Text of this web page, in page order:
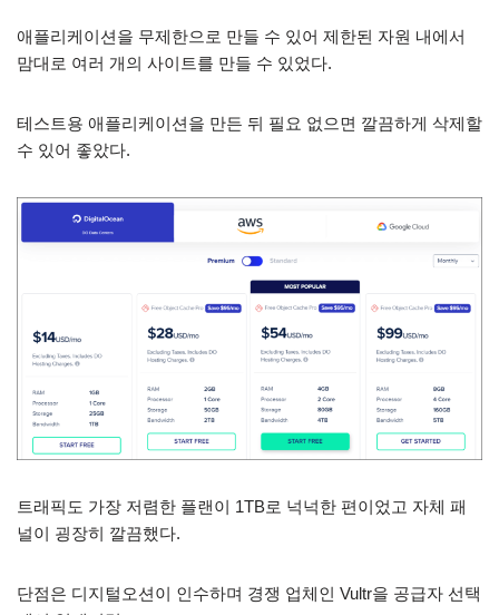
애플리케이션을 무제한으로 만들 수 있어 제한된 자원 내에서
맘대로 여러 개의 사이트를 만들 수 있었다.
테스트용 애플리케이션을 만든 뒤 필요 없으면 깔끔하게 삭제할
수 있어 좋았다.
트래픽도 가장 저렴한 플랜이 1TB로 넉넉한 편이었고 자체 패
널이 굉장히 깔끔했다.
단점은 디지털오션이 인수하며 경쟁 업체인 Vultr을 공급자 선택